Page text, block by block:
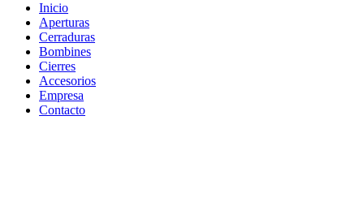
Inicio
Aperturas
Cerraduras
Bombines
Cierres
Accesorios
Empresa
Contacto